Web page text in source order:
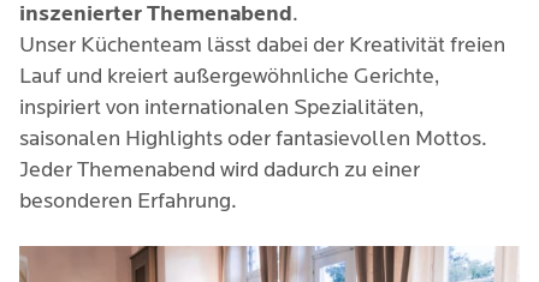
inszenierter Themenabend.
Unser Küchenteam lässt dabei der Kreativität freien
Lauf und kreiert außergewöhnliche Gerichte,
inspiriert von internationalen Spezialitäten,
saisonalen Highlights oder fantasievollen Mottos.
Jeder Themenabend wird dadurch zu einer
besonderen Erfahrung.